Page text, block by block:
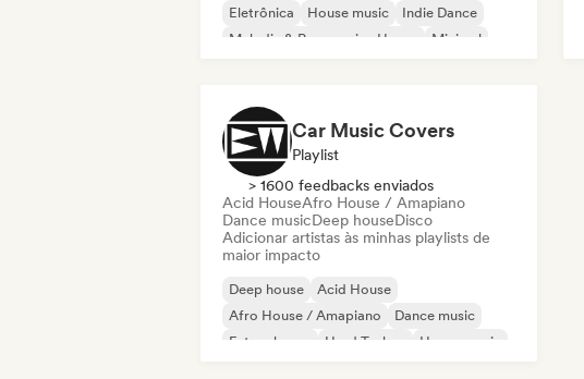
Eletrônica
House music
Indie Dance
Melodic & Progressive House
Minimal
Car Music Covers
Playlist
> 1600 feedbacks enviados
Acid HouseAfro House / Amapiano
Dance musicDeep houseDisco
Adicionar artistas às minhas playlists de
maior impacto
Deep house
Acid House
Afro House / Amapiano
Dance music
Future house
Hard Techno
House music